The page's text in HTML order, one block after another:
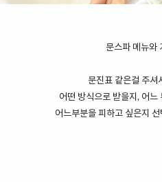
문스파 메뉴와
문진표 같은걸 주셔
어떤 방식으로 받을지, 어느
어느부분을 피하고 싶은지